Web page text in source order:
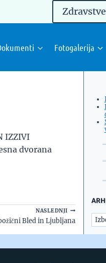
Fotogalerija
IZZIVI
dvorana
NASLEDNJI
Bled in Ljubljana